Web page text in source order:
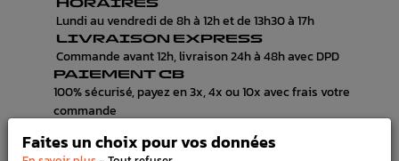
Lundi au vendredi de 8h à 12h et de 13h30 à 17h
LIVRAISON EXPRESS
Commande avant 12h, livraison 24h à 48h avec DPD
PAIEMENT CB
100% sécurisé, payez en 3x, 4x ou 10x avec frais votre
commande
Faites un choix pour vos données